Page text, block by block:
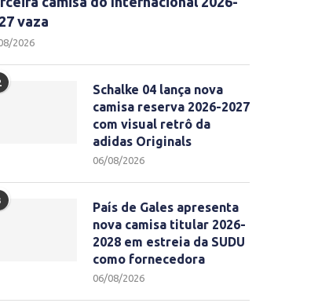
vaza
2026
Schalke 04 lança nova
camisa reserva 2026-2027
com visual retrô da
adidas Originals
06/08/2026
País de Gales apresenta
nova camisa titular 2026-
2028 em estreia da SUDU
como fornecedora
06/08/2026